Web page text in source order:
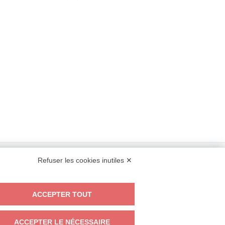
+390286882952
Refuser les cookies inutiles ✕
ACCEPTER TOUT
ACCEPTER LE NÉCESSAIRE